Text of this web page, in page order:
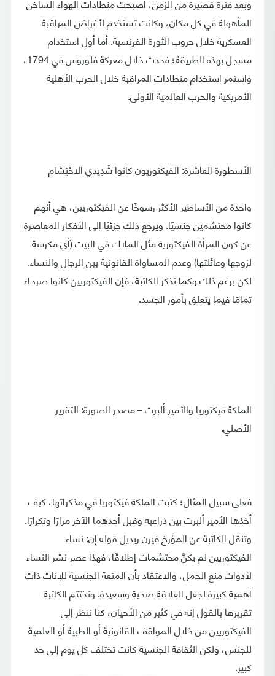
المأهولة في كل مكان، وكانت تستخدم لأغراض المراقبة
العسكرية خلال حروب الثورة الفرنسية. أما أول استخدام
مسجل بهذه الطريقة؛ فحدث خلال معركة فلوروس في 1794،
واستمر استخدام منطادات المراقبة خلال الحرب الأهلية
الأمريكية والحرب العالمية الأولى.
الأسطورة العاشرة: الفيكتوريون كانوا شَدِيدي الاحْتِشام
واحدة من الأساطير الأكثر رسوخًا عن الفيكتوريين، هي أنهم
كانوا محتشمين جنسيًا. ويرجع ذلك جزئيًا إلى الأفكار المعاصرة
عن كون المرأة الفيكتورية مثل الملاك في البيت (أي مكرسة
لزوجها وعائلتها) وعدم المساواة القانونية بين الرجال والنساء.
لكن برغم ذلك وكما تذكر الكاتبة، فإن الفيكتوريين كانوا صرحاء
تمامًا فيما يتعلق بأمور الجسد.
الملكة فيكتوريا والأمير ألبرت – مصدر الصورة: التقرير
الأصلي.
فعلى سبيل المثال؛ كتبت الملكة فيكتوريا في مذكراتها، كيف
أخذها الأمير ألبرت بين ذراعيه وقبل أحدهما الآخر مرارًا وتكرارًا.
وتنقل الكاتبة عن المؤرخ فيرن ريديل قوله إن: نساء
الفيكتوريين لم يكنَّ محتشمات إطلاقًا، فهذا عصر نشر النساء
لأدوات منع الحمل، والاعتقاد بأن المتعة الجنسية للإناث ذات
أهمية كبيرة لجعل العلاقة صحية وسعيدة. وتختتم الكاتبة
تقريرها بالقول إنه في كثير من الأحيان، كنا ننظر إلى
الفيكتوريين من خلال المواقف القانونية أو الطبية أو العلمية
للجنس، ولكن الثقافة الجنسية كانت تختلف كل يوم إلى حد
كبير.